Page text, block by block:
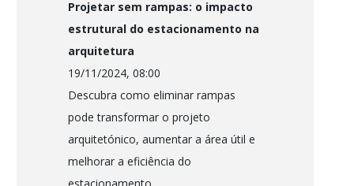
Projetar sem rampas: o impacto
estrutural do estacionamento na
arquitetura
19/11/2024, 08:00
Descubra como eliminar rampas
pode transformar o projeto
arquitetónico, aumentar a área útil e
melhorar a eficiência do
estacionamento.